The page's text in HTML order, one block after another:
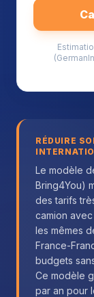
RÉDUIRE
Le modèle
Bring4You)
des tarifs
camion
les mêmes
France-
budgets
Ce modèle
par an pour